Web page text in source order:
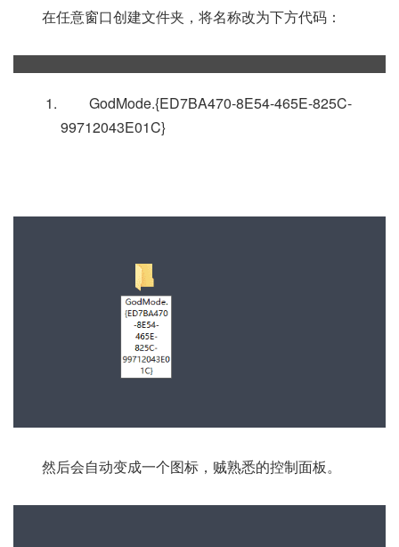
在任意窗口创建文件夹，将名称改为下方代码：
GodMode.{ED7BA470-8E54-465E-825C-
99712043E01C}
然后会自动变成一个图标，贼熟悉的控制面板。